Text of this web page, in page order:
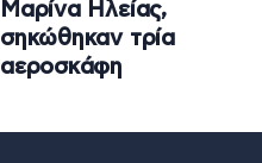
Μαρίνα Ηλείας,
σηκώθηκαν τρία
αεροσκάφη